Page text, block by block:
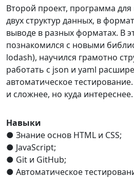
Второй проект, программа
двух структур данных, в
выводе в разных форматах. В
познакомился с новыми
lodash), научился грамотно
работать с json и yaml
автоматическое
и сложнее, но куда интереснее.
Навыки
● Знание основ HTML и CSS;
● JavaScript;
● Git и GitHub;
● Автоматическое